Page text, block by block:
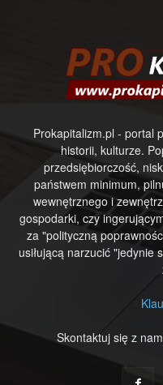
Prokapitalizm.pl - portal
historii, kulturze.
przedsiębiorczość,
państwem minimum,
wewnętrznego i
gospodarki, czy
za "polityczną
usiłującą narzucić "jedynie
Skontaktuj się z